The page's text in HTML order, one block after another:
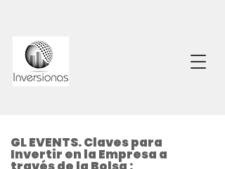
GL EVENTS. Claves para
Invertir en la Empresa a